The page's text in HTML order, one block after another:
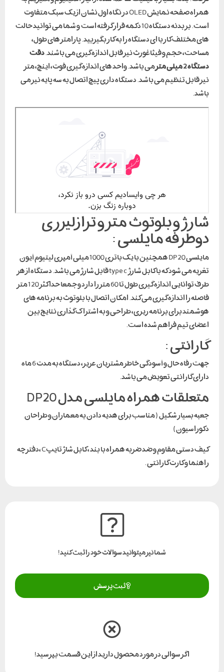
همراه صفحه نمایش OLED در نگاه اول نشان از یک سبک متفاوت
است. بر بدنه دستگاه 10 دکمه قرار گرفته است و شما می توانید حالت
های مختلف کار با ای دستگاه را به کار بگیریید. پارامتر های طول،
مساحت، حجم و فیثاغورث نیز قابل اندازه گیری می باشند.دقت
دستگاه 2 میلی متر
می باشد. واحد های اندازه گیری فوت، اینچ، متر
نیز قابل تنظیم می باشد. دستگاه داری پیچ اتصال به سه پایه نیز می
باشد.
شارژ و بلوتوث متر و ترازلیزری
دوطرفه مایلسی :
مایلسی DP20 همچنین با یک باتری 1000 میلی آمپری لیتیوم آیون
تغزیه می شود که با کابل شارژ type c قابل شارژ می باشد. دستگاه از هر
طرف توانایی اندازه گیری طول تا 60 متر را دارد و جمعا حداکثر 120 متر
فاصله را اندازه گیری می کند. امکان اتصال با بلوتوث به برنامه های
هوشمند برای برنامه ریزی، طراحی و به اشتراک گذاری نتایج بین
اعضای تیم فراهم شده است.
گارانتی :
جهت رفاه حال و آسودگی خاطر مشتریان عزیز، دستگاه به مدت 6 ماه
دارای گارانتی تعویض می باشد.
متعلقات همراه مایلسی مدل DP20
جعبه بسیار شکیل ( مناسب برای هدیه دادن به معماران و طراحان
دکوراسیون)
کیف دستی مقاوم و ضد ضربه همراه با بند ، کابل شاژ تایپC ،دفترچه
راهنما و کارت گارانتی .
شما نیز میتوانید سوالات خود را ثبت کنید!
ثبت پرسش
اگر سوالی در مورد محصول دارید از این قسمت بپرسید!